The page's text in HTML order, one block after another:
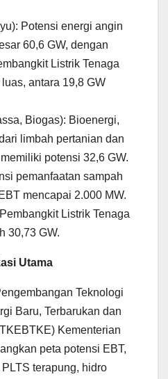
Potensi energi angin
60,6 GW, dengan
Listrik Tenaga
antara 19,8 GW
Biogas): Bioenergi,
limbah pertanian dan
potensi 32,6 GW.
pemanfaatan sampah
mencapai 2.000 MW.
Listrik Tenaga
30,73 GW.
Utama
Teknologi
Baru, Terbarukan dan
Kementerian
peta potensi EBT,
terapung, hidro